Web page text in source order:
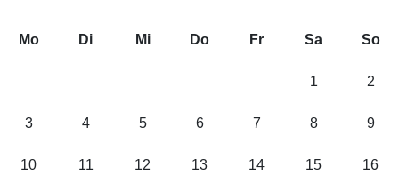
Mo Di Mi Do Fr Sa So
1 2
3 4 5 6 7 8 9
10 11 12 13 14 15 16